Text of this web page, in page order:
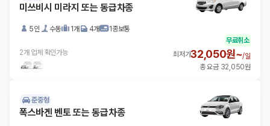
미쓰비시 미라지 또는 동급차종
5인 수동 1개 4개 1종보통
2개 업체 확인가능
무료취소
최저가32,050원~/일
총 요금 32,050원
준중형
폭스바겐 벤토 또는 동급차종